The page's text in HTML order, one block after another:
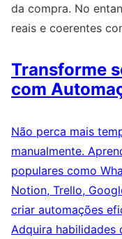
da compra. No
reais e coerentes
Transforme
com
Não perca mais
manualmente.
populares como
Notion, Trello,
criar automações
Adquira habilidades